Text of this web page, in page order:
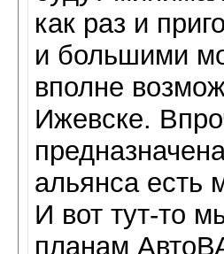
как раз и
и большими
вполне
Ижевске.
альянса
И вот тут-то
планам